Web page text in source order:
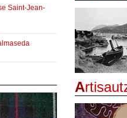
Saint-Jean-
A